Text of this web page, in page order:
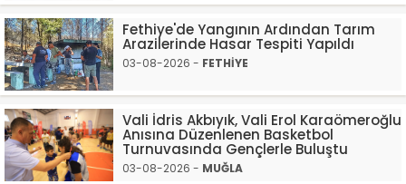
Fethiye'de Yangının Ardından Tarım
Arazilerinde Hasar Tespiti Yapıldı
03-08-2026 - FETHİYE
Vali İdris Akbıyık, Vali Erol Karaömeroğlu
Anısına Düzenlenen Basketbol
Turnuvasında Gençlerle Buluştu
03-08-2026 - MUĞLA